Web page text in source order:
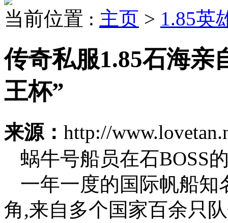
当前位置 : 主页 > 1.85英
传奇私服1.85石海亲
王杯”
来源： http://
蜗牛号船员在石BOSS
一年一度的国际帆船知
角,来自多个国家百余只